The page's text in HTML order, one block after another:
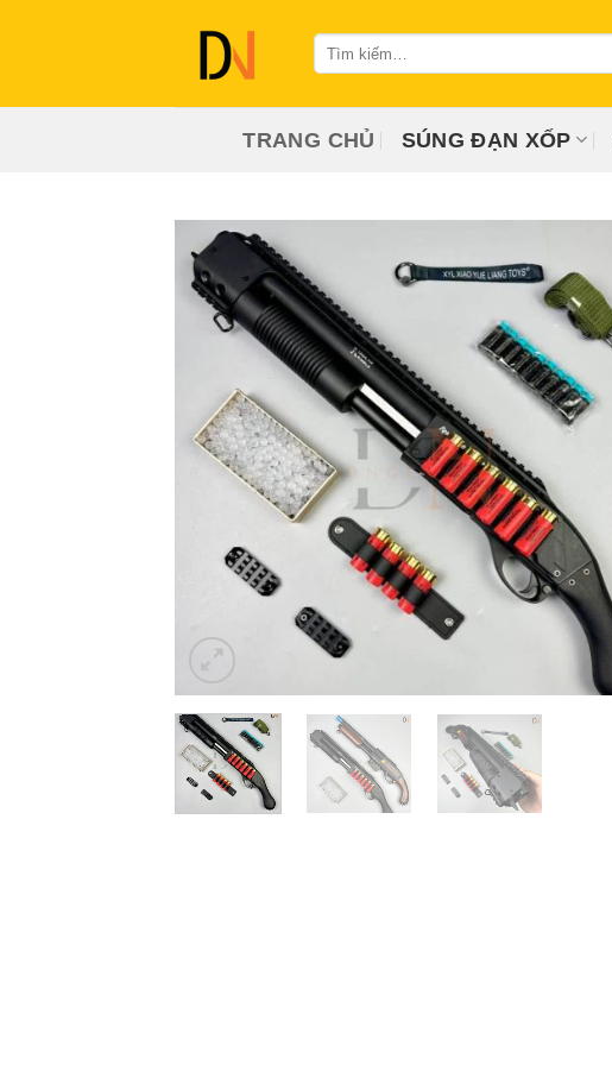
dung
Tìm
kiếm:
TRANG CHỦ SÚNG ĐẠN XỐP